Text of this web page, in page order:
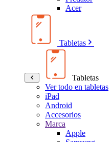
Acer
Tabletas
Tabletas
Ver todo en tabletas
iPad
Android
Accesorios
Marca
Apple